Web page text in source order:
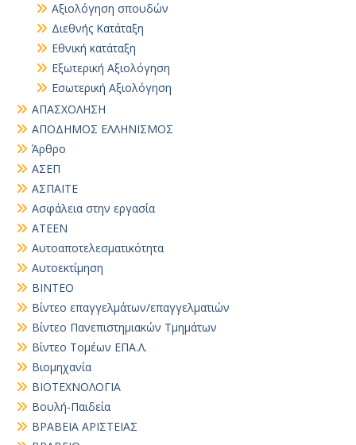
Αξιολόγηση σπουδών
Διεθνής Κατάταξη
Εθνική κατάταξη
Εξωτερική Αξιολόγηση
Εσωτερική Αξιολόγηση
ΑΠΑΣΧΟΛΗΣΗ
ΑΠΟΔΗΜΟΣ ΕΛΛΗΝΙΣΜΟΣ
Άρθρο
ΑΣΕΠ
ΑΣΠΑΙΤΕ
Ασφάλεια στην εργασία
ΑΤΕΕΝ
Αυτοαποτελεσματικότητα
Αυτοεκτίμηση
ΒΙΝΤΕΟ
Βίντεο επαγγελμάτων/επαγγελματιών
Βίντεο Πανεπιστημιακών Τμημάτων
Βίντεο Τομέων ΕΠΑ.Λ.
Βιομηχανία
ΒΙΟΤΕΧΝΟΛΟΓΙΑ
Βουλή-Παιδεία
ΒΡΑΒΕΙΑ ΑΡΙΣΤΕΙΑΣ